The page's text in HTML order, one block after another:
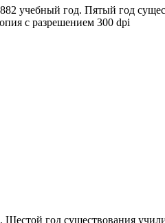
учебный год. Пятый год
с разрешением 300 dpi
Шестой год существования